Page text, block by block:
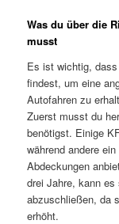
Was du über die
musst
Es ist wichtig,
findest, um eine
Autofahren zu
Zuerst musst du
benötigst. Einige
während andere
Abdeckungen
drei Jahre, kann
abzuschließen, da
erhöht.